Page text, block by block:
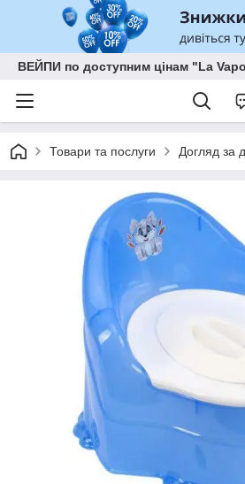
ВЕЙПИ по доступним цінам "La
Товари та послуги Догляд за